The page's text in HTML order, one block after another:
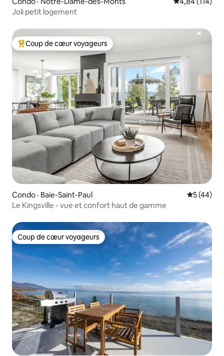
Joli petit logement
Coup de cœur voyageurs parmi les plus aimés
Coup de cœur voyageurs
Condo · Baie-Saint-Paul Note
5 (44)
Le Kingsville - vue et confort haut de gamme
Coup de cœur voyageurs
Coup de cœur voyageurs